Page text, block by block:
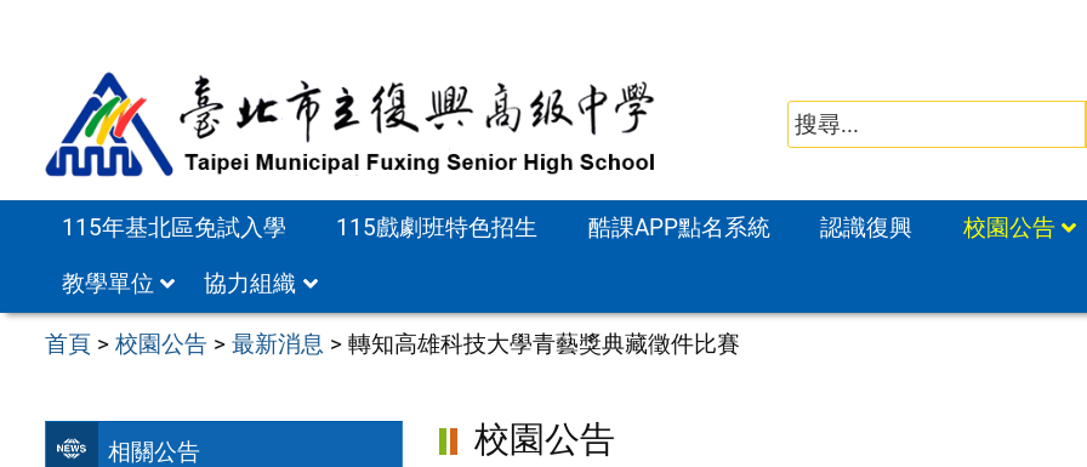
115年基北區免試入學 115戲劇班特色招生 酷課APP點名系統 認識復興
校園公告
教學單位
協力組織
首頁 >校園公告 >最新消息 >轉知高雄科技大學青藝獎典藏徵件比賽
相關公告 校園公告